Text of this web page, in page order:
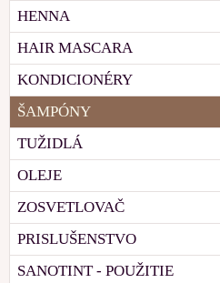
HENNA
HAIR MASCARA
KONDICIONÉRY
ŠAMPÓNY
TUŽIDLÁ
OLEJE
ZOSVETLOVAČ
PRISLUŠENSTVO
SANOTINT - POUŽITIE